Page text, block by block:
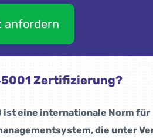
anfordern
Zertifizierung?
ist eine internationale Norm für
die unter